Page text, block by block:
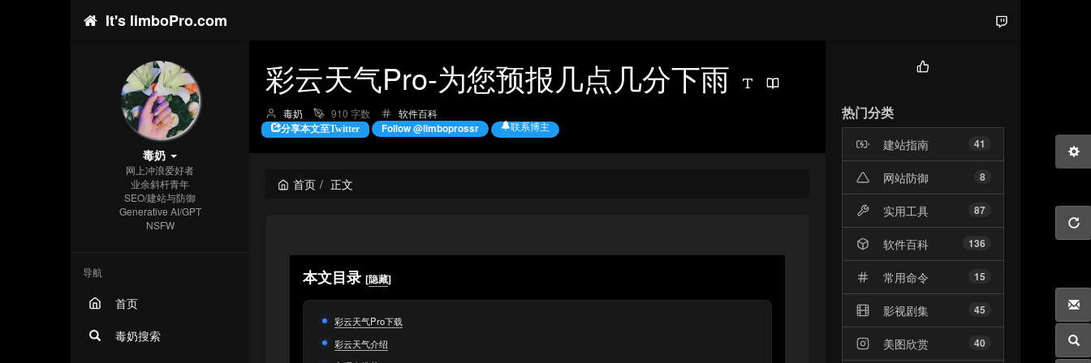
It's limboPro.com
毒奶
网上冲浪爱好者
业余斜杆青年
SEO/建站与防御
Generative AI/GPT
NSFW
导航
首页
毒奶搜索
彩云天气Pro-为您预报几点几分下雨
博
主：
毒奶 910 字数
分
类：
软件百科
分享本文至Twitter Follow @limboprossr 联系博主
首页 正文
本文目录 [隐藏]
彩云天气Pro下载
彩云天气介绍
章
热门分类
41
建站指南
8
网站防御
87
实用工具
136
软件百科
15
常用命令
45
影视剧集
40
美图欣赏